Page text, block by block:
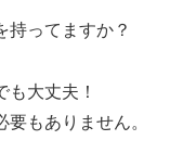
持ってますか？
大丈夫！
もありません。